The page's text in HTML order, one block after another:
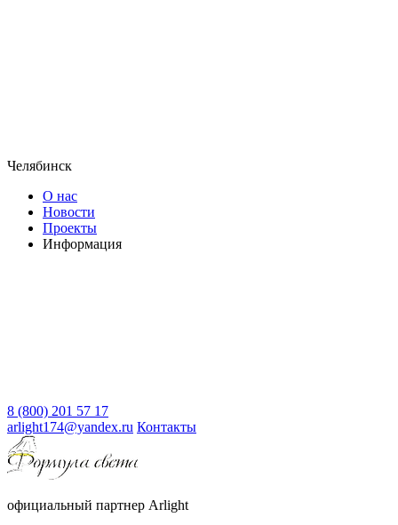
Челябинск
О нас
Новости
Проекты
Информация
8 (800) 201 57 17
arlight174@yandex.ru Контакты
официальный партнер Arlight